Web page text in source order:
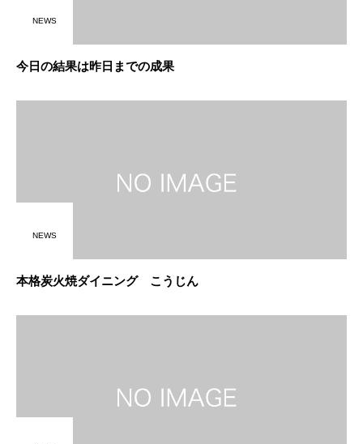
NEWS
今日の結果は昨日までの成果
NEWS
本格炭火焼ダイニング こうじん